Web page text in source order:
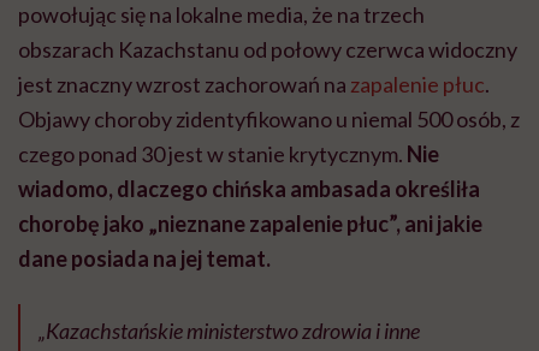
powołując się na lokalne media, że na trzech
obszarach Kazachstanu od połowy czerwca widoczny
jest znaczny wzrost zachorowań na zapalenie płuc.
Objawy choroby zidentyfikowano u niemal 500 osób, z
czego ponad 30 jest w stanie krytycznym. Nie
wiadomo, dlaczego chińska ambasada określiła
chorobę jako „nieznane zapalenie płuc”, ani jakie
dane posiada na jej temat.
„Kazachstańskie ministerstwo zdrowia i inne